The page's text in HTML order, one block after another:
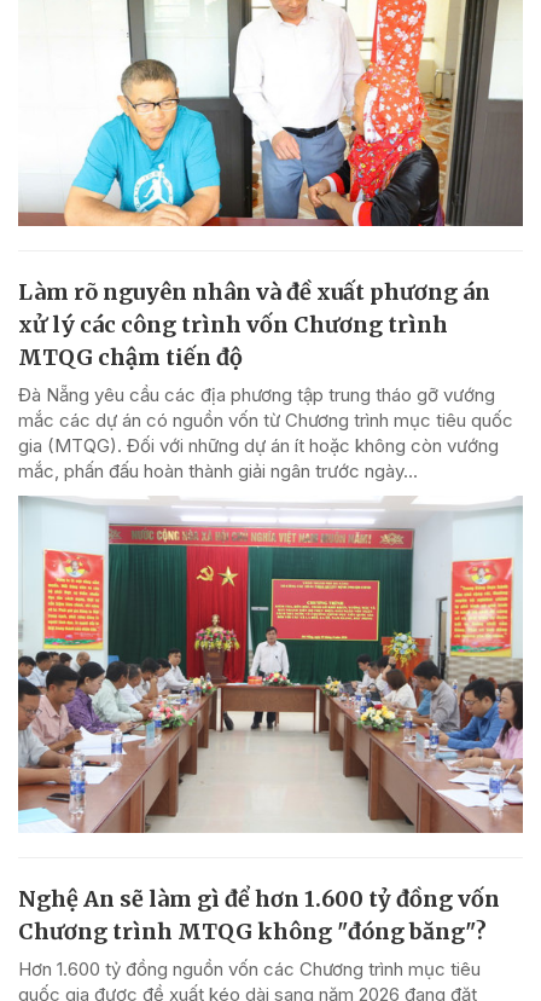
Làm rõ nguyên nhân và đề xuất phương án
xử lý các công trình vốn Chương trình
MTQG chậm tiến độ
Đà Nẵng yêu cầu các địa phương tập trung tháo gỡ vướng
mắc các dự án có nguồn vốn từ Chương trình mục tiêu quốc
gia (MTQG). Đối với những dự án ít hoặc không còn vướng
mắc, phấn đấu hoàn thành giải ngân trước ngày...
Nghệ An sẽ làm gì để hơn 1.600 tỷ đồng vốn
Chương trình MTQG không "đóng băng"?
Hơn 1.600 tỷ đồng nguồn vốn các Chương trình mục tiêu
quốc gia được đề xuất kéo dài sang năm 2026 đang đặt